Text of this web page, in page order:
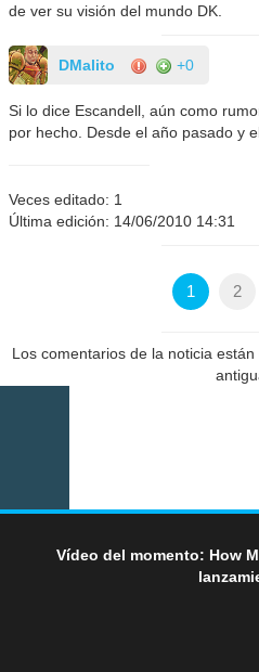
de ver su visión del mundo DK.
DMalito +0
Si lo dice Escandell, aún como
por hecho. Desde el año pasado y
Veces editado: 1
Última edición: 14/06/2010 14:31
1 2
Los comentarios de la noticia
Vídeo del momento: How